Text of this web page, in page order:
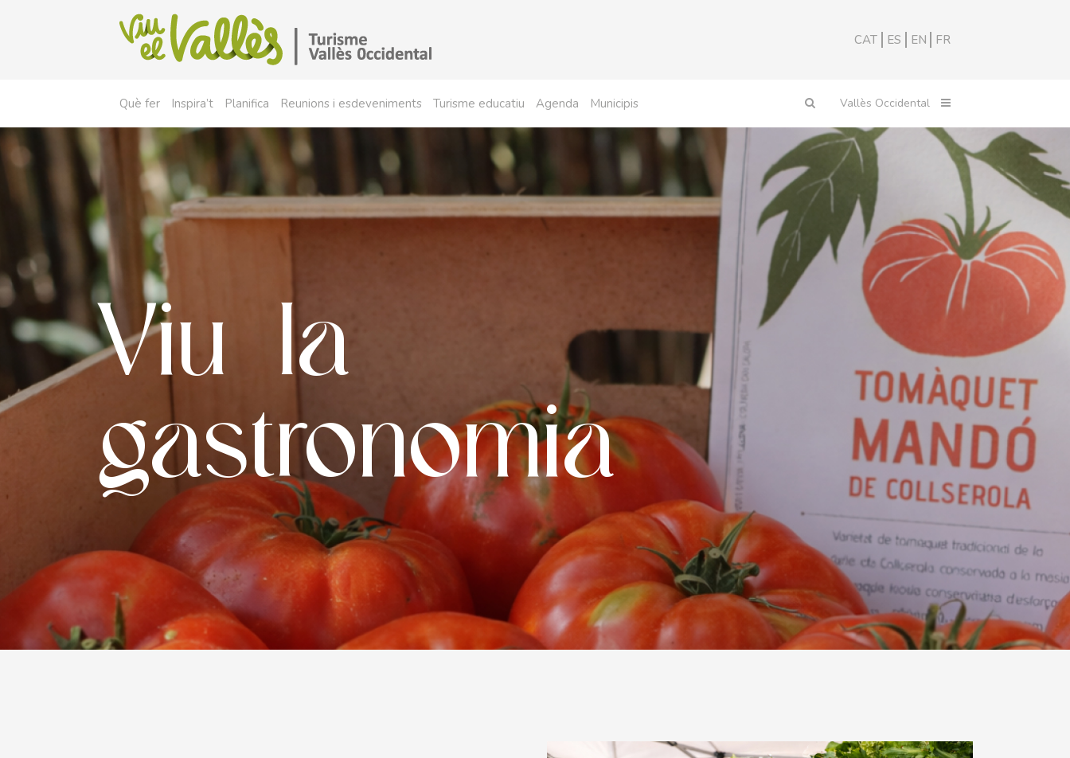
CAT ES EN FR
Què fer Inspira’t Planifica Reunions i esdeveniments Turisme educatiu Agenda Municipis
Viu la
gastronomia